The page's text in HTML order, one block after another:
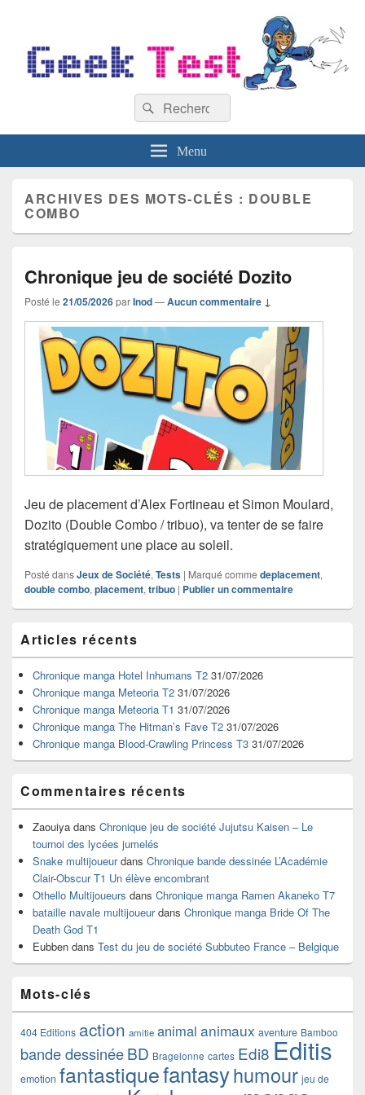
Recherche :
Rechercher
Menu
ARCHIVES DES MOTS-CLÉS : DOUBLE
COMBO
Chronique jeu de société Dozito
Posté le 21/05/2026parInod—Aucun commentaire ↓
Jeu de placement d’Alex Fortineau et Simon Moulard,
Dozito (Double Combo / tribuo), va tenter de se faire
stratégiquement une place au soleil.
Posté dansJeux de Société, Tests | Marqué comme deplacement,
double combo, placement, tribuo | Publier un commentaire
principale
de
widget
pour
barre
latérale
Articles récents
Chronique manga Hotel Inhumans T2 31/07/2026
Chronique manga Meteoria T2 31/07/2026
Chronique manga Meteoria T1 31/07/2026
Chronique manga The Hitman’s Fave T2 31/07/2026
Chronique manga Blood-Crawling Princess T3 31/07/2026
Commentaires récents
Zaouiya dans Chronique jeu de société Jujutsu Kaisen – Le
tournoi des lycées jumelés
Snake multijoueurdans Chronique bande dessinée L’Académie
Clair-Obscur T1 Un élève encombrant
Othello Multijoueurs dans Chronique manga Ramen Akaneko T7
bataille navale multijoueurdans Chronique manga Bride Of The
Death God T1
Eubben dans Test du jeu de société Subbuteo France – Belgique
Mots-clés
404 Editions action amitie animal animaux aventure Bamboo
bande dessinéeBD Bragelonne cartes Edi8 Editis
emotion fantastiquefantasyhumour jeu de